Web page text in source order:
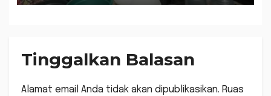
Tinggalkan Balasan
Alamat email Anda tidak akan dipublikasikan. Ruas